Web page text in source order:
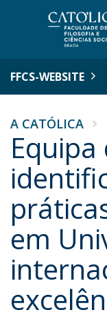
FFCS-WEBSITE
A CATÓLICA
Equipa
em